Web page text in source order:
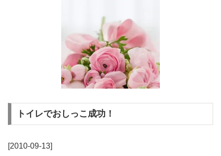
トイレでおしっこ成功！
[2010-09-13]